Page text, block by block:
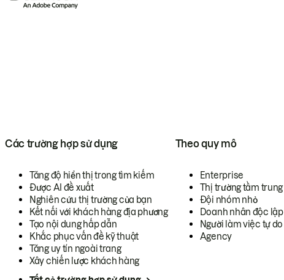
Các trường hợp sử dụng
Tăng độ hiển thị trong tìm kiếm
Được AI đề xuất
Nghiên cứu thị trường của bạn
Kết nối với khách hàng địa phương
Tạo nội dung hấp dẫn
Khắc phục vấn đề kỹ thuật
Tăng uy tín ngoài trang
Xây chiến lược khách hàng
Theo quy mô
Enterprise
Thị trường tầm trung
Đội nhóm nhỏ
Doanh nhân độc lập
Người làm việc tự do
Agency